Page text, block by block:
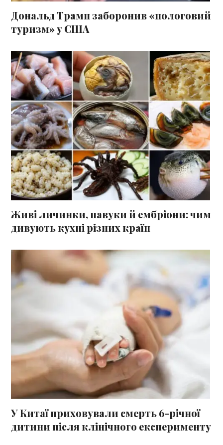
Дональд Трамп заборонив «пологовий
туризм» у США
Живі личинки, павуки й ембріони: чим
дивують кухні різних країн
У Китаї приховували смерть 6-річної
дитини після клінічного експерименту